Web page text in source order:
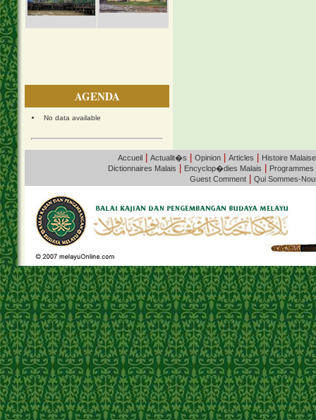
AGENDA
No data available
Accueil| Actualit�s Opinion| Articles Histoire Malaise
Dictionnaires Malais Encyclop�dies Malais Programmes
Guest Comment Qui Sommes-